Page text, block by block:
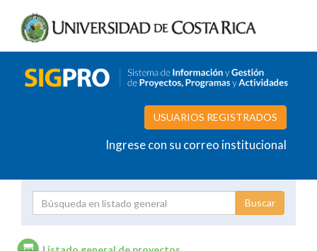
USUARIOS REGISTRADOS
Ingrese con su correo institucional